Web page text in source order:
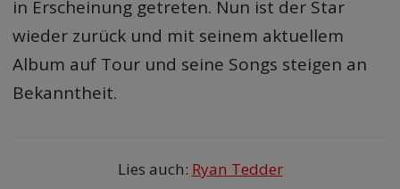
in Erscheinung getreten. Nun ist der Star
wieder zurück und mit seinem aktuellem
Album auf Tour und seine Songs steigen an
Bekanntheit.
Lies auch: Ryan Tedder